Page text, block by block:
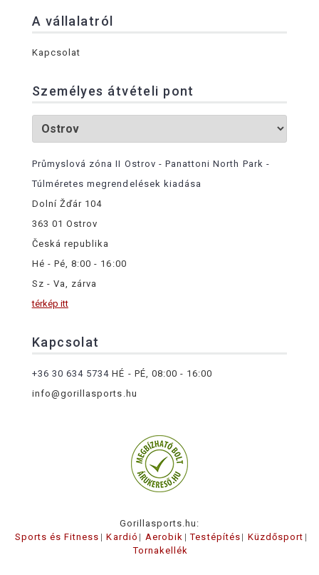
A vállalatról
Kapcsolat
Személyes átvételi pont
Průmyslová zóna II Ostrov - Panattoni North Park -
Túlméretes megrendelések kiadása
Dolní Žďár 104
363 01 Ostrov
Česká republika
Hé - Pé, 8:00 - 16:00
Sz - Va, zárva
térkép itt
Kapcsolat
+36 30 634 5734 HÉ - PÉ, 08:00 - 16:00
info@gorillasports.hu
Gorillasports.hu:
Sports és Fitness
Kardió Aerobik Testépítés
Küzdősport
Tornakellék